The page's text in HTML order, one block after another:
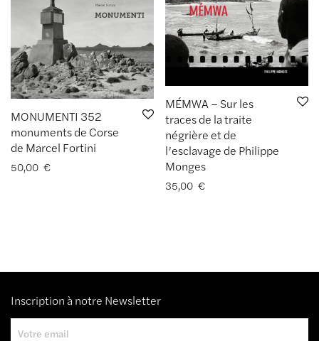
MONUMENTI 352
monuments de Corse
de Marcel Fortini
50,00 €
MÉMWA – Sur les
traces de la traite
négrière et de
l’esclavage de Philippe
Monges
35,00 €
Inscription à notre Newsletter